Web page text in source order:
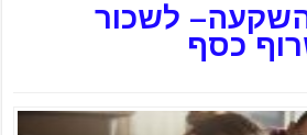
לשכור
כסף